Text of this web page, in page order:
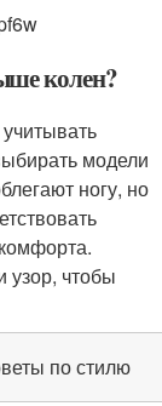
колен?
модели
ногу, но
узор, чтобы
по стилю